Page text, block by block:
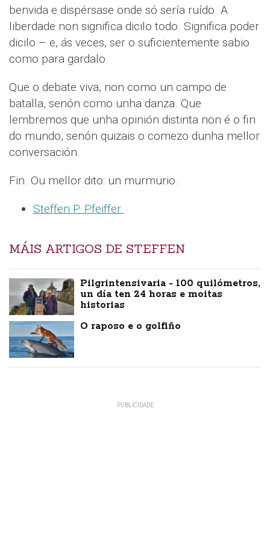
benvida e dispérsase onde só sería ruído. A
liberdade non significa dicilo todo. Significa poder
dicilo – e, ás veces, ser o suficientemente sabio
como para gardalo.
Que o debate viva, non como un campo de
batalla, senón como unha danza. Que
lembremos que unha opinión distinta non é o fin
do mundo, senón quizais o comezo dunha mellor
conversación.
Fin. Ou mellor dito: un murmurio.
Steffen P. Pfeiffer.
MÁIS ARTIGOS DE STEFFEN
Pilgrintensivaria - 100 quilómetros,
un día ten 24 horas e moitas
historias
O raposo e o golfiño